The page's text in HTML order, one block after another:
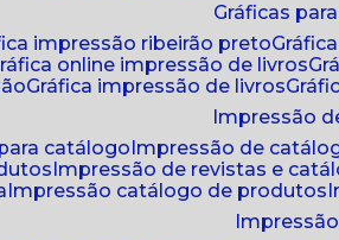
gráficas
impressão ribeirão preto
gráfica online impressão de livros
gráfica impressão de livros
impressão
catálogo impressão de
impressão de revistas e
impressão catálogo de produtos